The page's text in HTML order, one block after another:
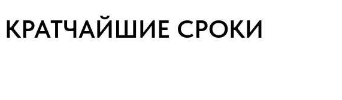
СРОКИ